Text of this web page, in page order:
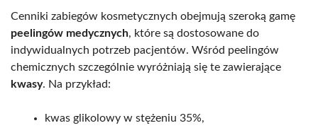
Cenniki zabiegów kosmetycznych obejmują szeroką gamę
peelingów medycznych, które są dostosowane do
indywidualnych potrzeb pacjentów. Wśród peelingów
chemicznych szczególnie wyróżniają się te zawierające
kwasy. Na przykład:
kwas glikolowy w stężeniu 35%,